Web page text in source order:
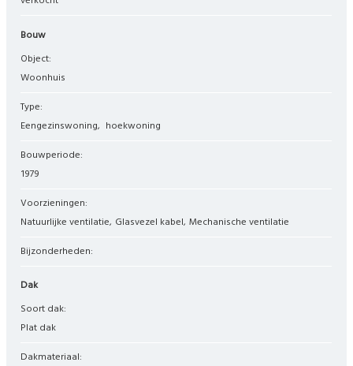
Bouw
Object:
woonhuis
Type:
eengezinswoning hoekwoning
Bouwperiode:
1979
Voorzieningen:
Natuurlijke ventilatie Glasvezel kabel Mechanische ventilatie
Bijzonderheden:
Dak
Soort dak:
Plat dak
Dakmateriaal: